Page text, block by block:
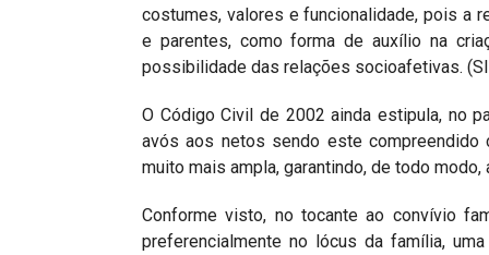
costumes, valores e funcionalidade, pois a
e parentes, como forma de auxílio na
possibilidade das relações socioafetivas.
O Código Civil de 2002 ainda estipula, no
avós aos netos sendo este compreendido
muito mais ampla, garantindo, de todo
Conforme visto, no tocante ao convívio
preferencialmente no lócus da família,